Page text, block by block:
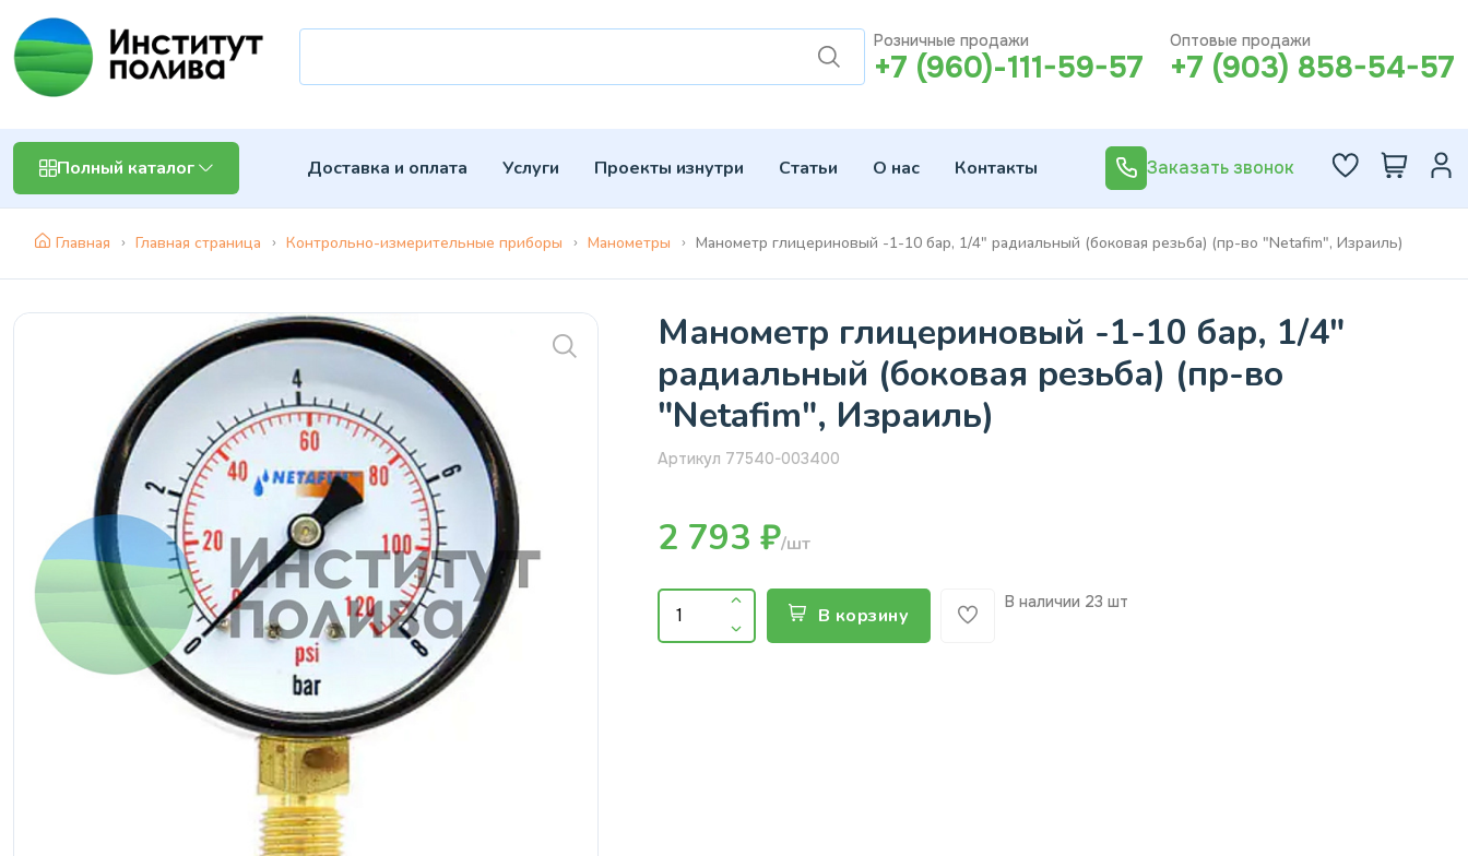
Розничные продажи
+7 (960)-111-59-57
Оптовые продажи
+7 (903) 858-54-57
Полный каталог Доставка и оплата Услуги Проекты изнутри Статьи О нас Контакты Заказать звонок
Главная Главная страница Контрольно-измерительные приборы Манометры Манометр глицериновый -1-10 бар, 1/4" радиальный (боковая резьба) (пр-во "Netafim", Израиль)
Манометр глицериновый -1-10 бар, 1/4"
радиальный (боковая резьба) (пр-во
"Netafim", Израиль)
Артикул 77540-003400
2 793 ₽/шт
В корзину
В наличии 23 шт